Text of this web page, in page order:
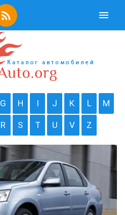
G H I J K L M
R S T U V Z